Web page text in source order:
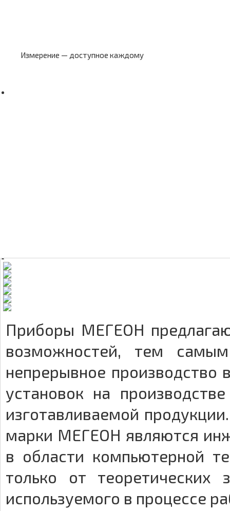
Измерение — доступное каждому
Приборы МЕГЕОН
возможностей, тем
непрерывное производство
установок на
изготавливаемой
марки МЕГЕОН являются
в области компьютерной
только от
используемого в процессе